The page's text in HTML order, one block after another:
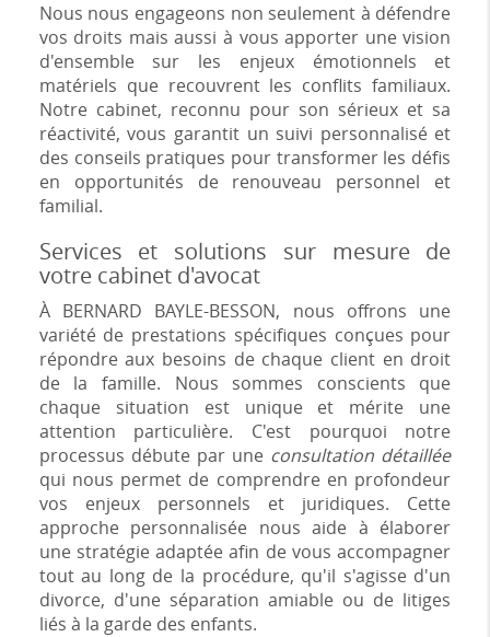
Nous nous engageons non seulement à défendre
vos droits mais aussi à vous apporter une vision
d'ensemble sur les enjeux émotionnels et
matériels que recouvrent les conflits familiaux.
Notre cabinet, reconnu pour son sérieux et sa
réactivité, vous garantit un suivi personnalisé et
des conseils pratiques pour transformer les défis
en opportunités de renouveau personnel et
familial.
Services et solutions sur mesure de
votre cabinet d'avocat
À BERNARD BAYLE-BESSON, nous offrons une
variété de prestations spécifiques conçues pour
répondre aux besoins de chaque client en droit
de la famille. Nous sommes conscients que
chaque situation est unique et mérite une
attention particulière. C'est pourquoi notre
processus débute par une consultation détaillée
qui nous permet de comprendre en profondeur
vos enjeux personnels et juridiques. Cette
approche personnalisée nous aide à élaborer
une stratégie adaptée afin de vous accompagner
tout au long de la procédure, qu'il s'agisse d'un
divorce, d'une séparation amiable ou de litiges
liés à la garde des enfants.